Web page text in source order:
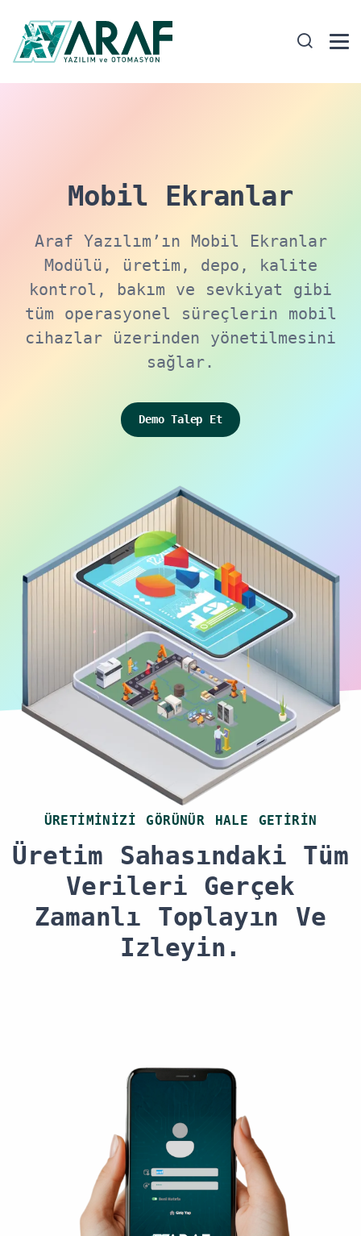
Mobil Ekranlar
Araf Yazılım’ın Mobil Ekranlar
Modülü, üretim, depo, kalite
kontrol, bakım ve sevkiyat gibi
tüm operasyonel süreçlerin mobil
cihazlar üzerinden yönetilmesini
sağlar.
Demo Talep Et
ÜRETIMINIZI GÖRÜNÜR HALE GETIRIN
Üretim Sahasındaki Tüm
Verileri Gerçek
Zamanlı Toplayın Ve
Izleyin.